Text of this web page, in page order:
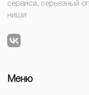
сервиса, серьезный
ниши
Меню